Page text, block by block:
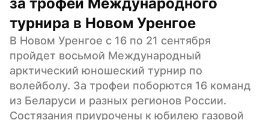
турнира в Новом Уренгое
В Новом Уренгое с 16 по 21 сентября
пройдет восьмой Международный
арктический юношеский турнир по
волейболу. За трофеи поборются 16 команд
из Беларуси и разных регионов России.
Состязания приурочены к юбилею газовой